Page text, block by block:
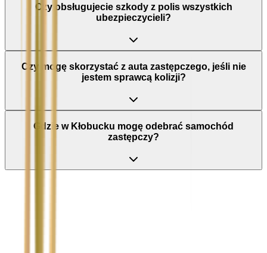
Czy obsługujecie szkody z polis wszystkich
ubezpieczycieli?
Czy mogę skorzystać z auta zastępczego, jeśli nie
jestem sprawcą kolizji?
Gdzie w Kłobucku mogę odebrać samochód
zastępczy?